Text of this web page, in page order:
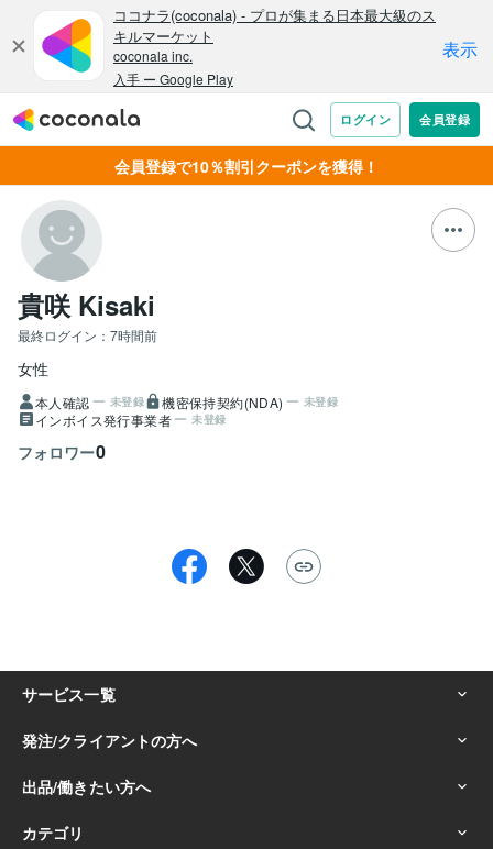
会員登録で10％割引クーポンを獲得！
貴咲 Kisaki
最終ログイン： 7時間前
女性
本人確認 未登録 機密保持契約(NDA) 未登録
インボイス発行事業者 未登録
フォロワー0